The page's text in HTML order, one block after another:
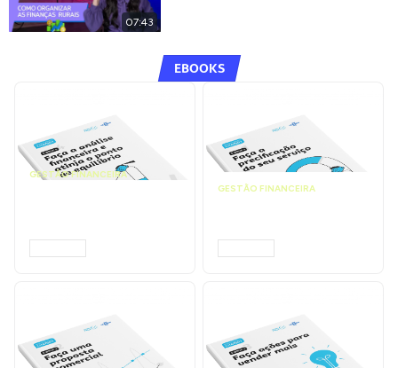
07:43
EBOOKS
GESTÃO FINANCEIRA
GESTÃO FINANCEIRA